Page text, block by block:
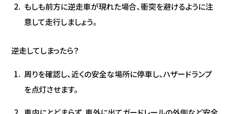
もしも前方に逆走車が現れた場合、衝突を避けるように注
意して走行しましょう。
逆走してしまったら？
周りを確認し、近くの安全な場所に停車し、ハザードランプ
を点灯させます。